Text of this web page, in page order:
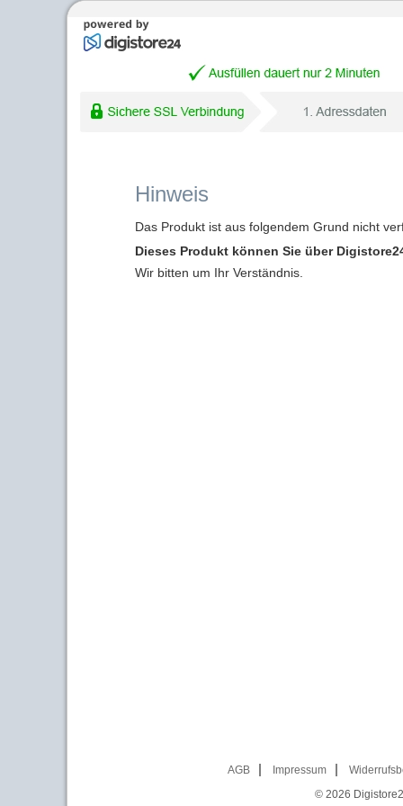
Hinweis
Das Produkt ist aus folgendem Grund nicht
Dieses Produkt können Sie über
Wir bitten um Ihr Verständnis.
AGB Impressum
© 2026